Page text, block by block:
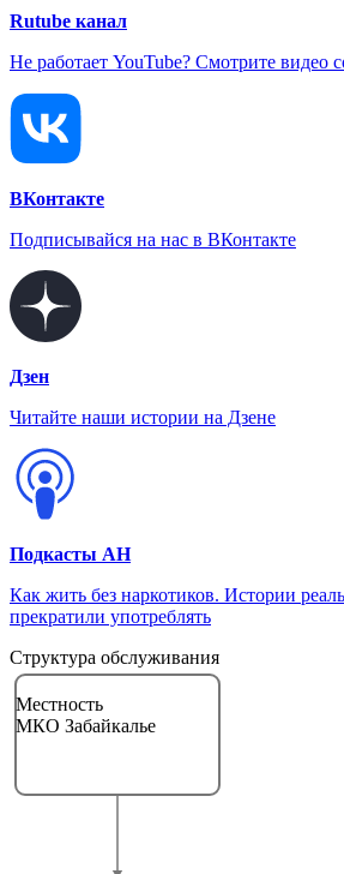
Rutube канал
Не работает YouTube? Смотрите видео
ВКонтакте
Подписывайся на нас в ВКонтакте
Дзен
Читайте наши истории на Дзене
Подкасты АН
Как жить без наркотиков. Истории
прекратили употреблять
Структура обслуживания
Местность
МКО Забайкалье